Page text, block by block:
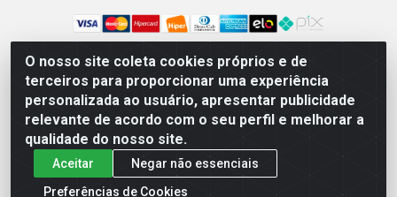
O nosso site coleta cookies próprios e de
terceiros para proporcionar uma experiência
personalizada ao usuário, apresentar publicidade
relevante de acordo com o seu perfil e melhorar a
qualidade do nosso site.
Aceitar
Negar não essenciais
Preferências de Cookies
Rafael & Dantas LTDA - Rua Floriano Peixoto, 137-
Centro, CEP: 60025-130 | CNPJ: 02.884.314/0001-20